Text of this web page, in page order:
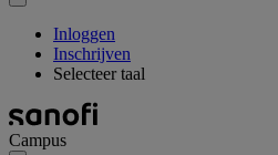
Inloggen
Inschrijven
Selecteer taal
Campus